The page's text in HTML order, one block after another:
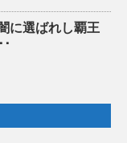
に選ばれし覇王